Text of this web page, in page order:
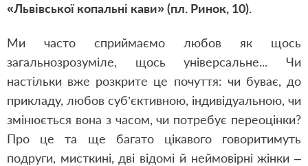
«Львівської копальні кави» (пл. Ринок, 10).
Ми часто сприймаємо любов як щось
загальнозрозуміле, щось універсальне... Чи
настільки вже розкрите це почуття: чи буває, до
прикладу, любов суб’єктивною, індивідуальною, чи
змінюється вона з часом, чи потребує переоцінки?
Про це та ще багато цікавого говоритимуть
подруги, мисткині, дві відомі й неймовірні жінки –